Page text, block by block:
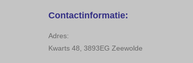
Contactinformatie:
Adres:
Kwarts 48, 3893EG Zeewolde